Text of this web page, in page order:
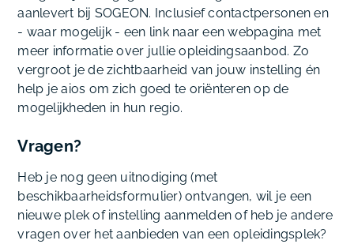
aanlevert bij SOGEON. Inclusief contactpersonen en
- waar mogelijk - een link naar een webpagina met
meer informatie over jullie opleidingsaanbod. Zo
vergroot je de zichtbaarheid van jouw instelling én
help je aios om zich goed te oriënteren op de
mogelijkheden in hun regio.
Vragen?
Heb je nog geen uitnodiging (met
beschikbaarheidsformulier) ontvangen, wil je een
nieuwe plek of instelling aanmelden of heb je andere
vragen over het aanbieden van een opleidingsplek?